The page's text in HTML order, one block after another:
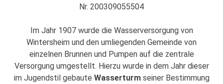
Nr. 200309055504
Im Jahr 1907 wurde die Wasserversorgung von
Wintersheim und den umliegenden Gemeinde von
einzelnen Brunnen und Pumpen auf die zentrale
Versorgung umgestellt. Hierzu wurde in dem Jahr dieser
im Jugendstil gebaute Wasserturmseiner Bestimmung